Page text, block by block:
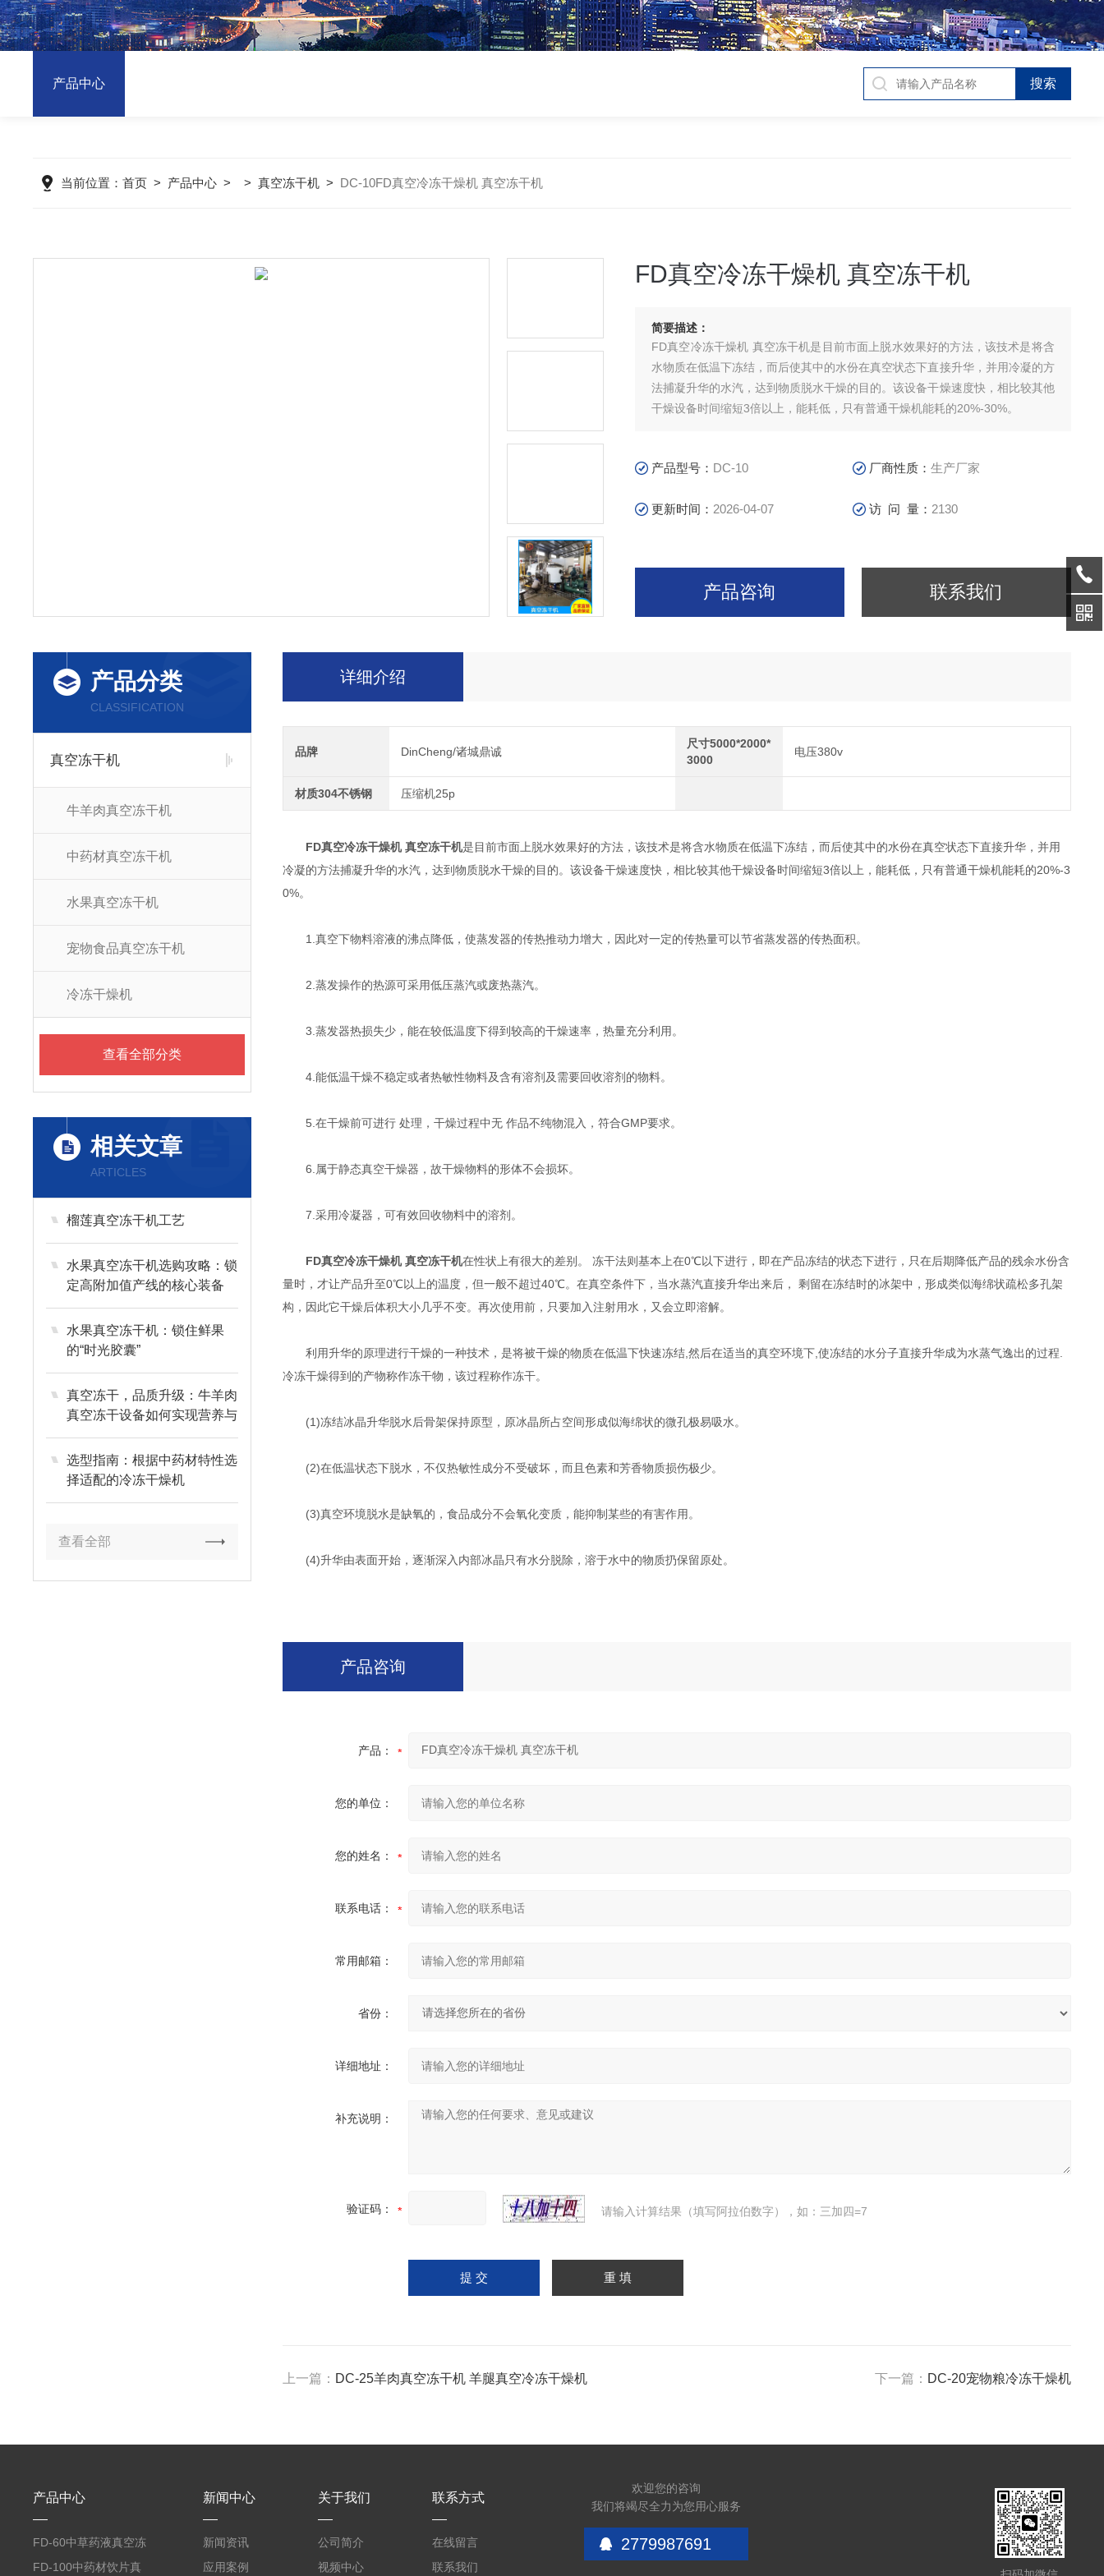
产品中心
当前位置：首页 > 产品中心 > >真空冻干机 > DC-10FD真空冷冻干燥机 真空冻干机
FD真空冷冻干燥机 真空冻干机
简要描述：
FD真空冷冻干燥机 真空冻干机是目前市面上脱水效果好的方法，该技术是将含
水物质在低温下冻结，而后使其中的水份在真空状态下直接升华，并用冷凝的方
法捕凝升华的水汽，达到物质脱水干燥的目的。该设备干燥速度快，相比较其他
干燥设备时间缩短3倍以上，能耗低，只有普通干燥机能耗的20%-30%。
产品型号： DC-10 厂商性质：生产厂家
更新时间： 2026-04-07 访 问 量： 2130
产品咨询 联系我们
产品分类
CLASSIFICATION
真空冻干机
牛羊肉真空冻干机
中药材真空冻干机
水果真空冻干机
宠物食品真空冻干机
冷冻干燥机
查看全部分类
相关文章
ARTICLES
榴莲真空冻干机工艺
水果真空冻干机选购攻略：锁
定高附加值产线的核心装备
水果真空冻干机：锁住鲜果
的“时光胶囊”
真空冻干，品质升级：牛羊肉
真空冻干设备如何实现营养与
风味的长效留存？
选型指南：根据中药材特性选
择适配的冷冻干燥机
查看全部
详细介绍
品牌 DinCheng/诸城鼎诚
尺寸5000*2000*
3000
电压380v
材质304不锈钢 压缩机25p
FD真空冷冻干燥机 真空冻干机是目前市面上脱水效果好的方法，该技术是将含水物质在低温下冻结，而后使其中的水份在真空状态下直接升华，并用
冷凝的方法捕凝升华的水汽，达到物质脱水干燥的目的。该设备干燥速度快，相比较其他干燥设备时间缩短3倍以上，能耗低，只有普通干燥机能耗的20%-3
0%。
1.真空下物料溶液的沸点降低，使蒸发器的传热推动力增大，因此对一定的传热量可以节省蒸发器的传热面积。
2.蒸发操作的热源可采用低压蒸汽或废热蒸汽。
3.蒸发器热损失少，能在较低温度下得到较高的干燥速率，热量充分利用。
4.能低温干燥不稳定或者热敏性物料及含有溶剂及需要回收溶剂的物料。
5.在干燥前可进行 处理，干燥过程中无 作品不纯物混入，符合GMP要求。
6.属于静态真空干燥器，故干燥物料的形体不会损坏。
7.采用冷凝器，可有效回收物料中的溶剂。
FD真空冷冻干燥机 真空冻干机在性状上有很大的差别。 冻干法则基本上在0℃以下进行，即在产品冻结的状态下进行，只在后期降低产品的残余水份含
量时，才让产品升至0℃以上的温度，但一般不超过40℃。在真空条件下，当水蒸汽直接升华出来后， 剩留在冻结时的冰架中，形成类似海绵状疏松多孔架
构，因此它干燥后体积大小几乎不变。再次使用前，只要加入注射用水，又会立即溶解。
利用升华的原理进行干燥的一种技术，是将被干燥的物质在低温下快速冻结,然后在适当的真空环境下,使冻结的水分子直接升华成为水蒸气逸出的过程.
冷冻干燥得到的产物称作冻干物，该过程称作冻干。
(1)冻结冰晶升华脱水后骨架保持原型，原冰晶所占空间形成似海绵状的微孔极易吸水。
(2)在低温状态下脱水，不仅热敏性成分不受破坏，而且色素和芳香物质损伤极少。
(3)真空环境脱水是缺氧的，食品成分不会氧化变质，能抑制某些的有害作用。
(4)升华由表面开始，逐渐深入内部冰晶只有水分脱除，溶于水中的物质扔保留原处。
产品咨询
产品：
您的单位：
您的姓名：
联系电话：
常用邮箱：
省份：
详细地址：
补充说明：
验证码： 请输入计算结果（填写阿拉伯数字），如：三加四=7
上一篇： DC-25羊肉真空冻干机 羊腿真空冷冻干燥机 下一篇： DC-20宠物粮冷冻干燥机
产品中心
FD-60中草药液真空冻
干机
FD-100中药材饮片真
新闻中心
新闻资讯
应用案例
关于我们
公司简介
视频中心
联系方式
在线留言
联系我们
欢迎您的咨询
我们将竭尽全力为您用心服务
2779987691